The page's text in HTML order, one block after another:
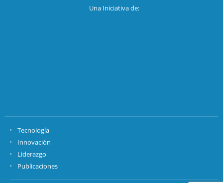
Una Iniciativa de:
Tecnología
Innovación
Liderazgo
Publicaciones